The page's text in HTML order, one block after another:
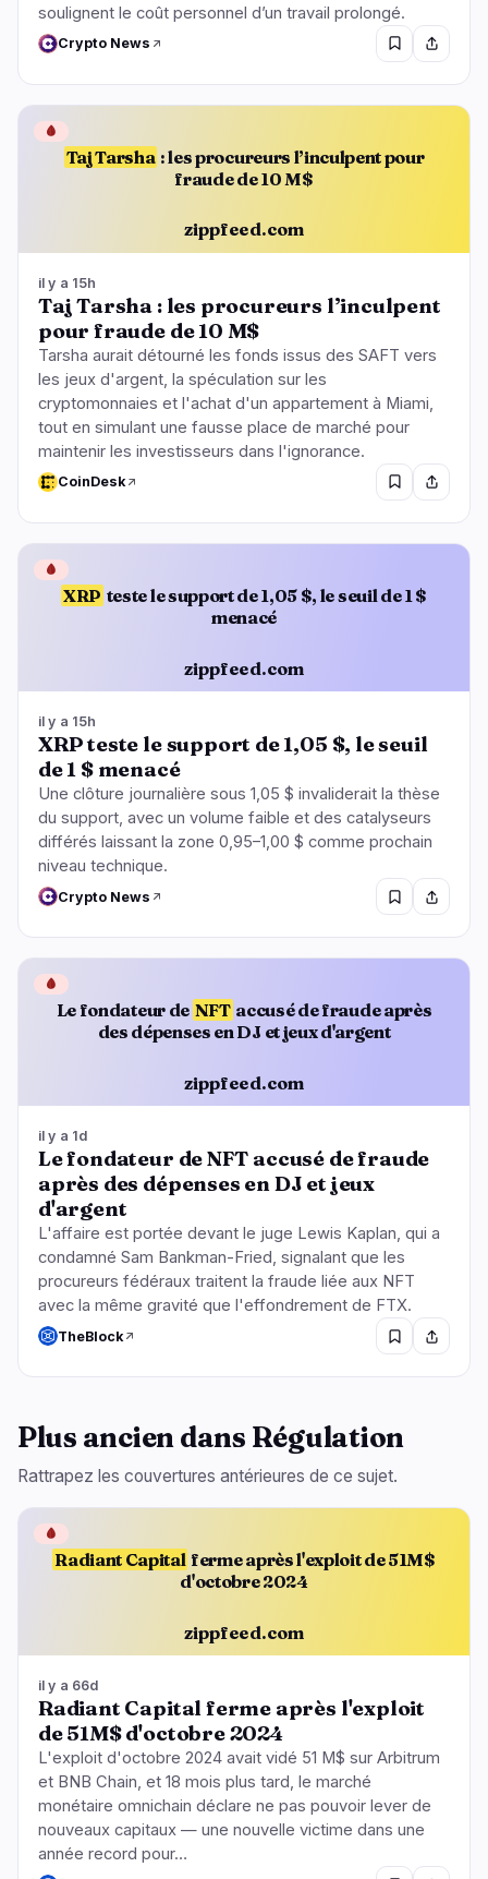
soulignent le coût personnel d’un travail prolongé.
Crypto News
Taj Tarsha : les procureurs l’inculpent pour
fraude de 10 M$
zippfeed.com
🩸
il y a 15h
Taj Tarsha : les procureurs l’inculpent
pour fraude de 10 M$
Tarsha aurait détourné les fonds issus des SAFT vers
les jeux d'argent, la spéculation sur les
cryptomonnaies et l'achat d'un appartement à Miami,
tout en simulant une fausse place de marché pour
maintenir les investisseurs dans l'ignorance.
CoinDesk
XRP teste le support de 1,05 $, le seuil de 1 $
menacé
zippfeed.com
🩸
il y a 15h
XRP teste le support de 1,05 $, le seuil
de 1 $ menacé
Une clôture journalière sous 1,05 $ invaliderait la thèse
du support, avec un volume faible et des catalyseurs
différés laissant la zone 0,95–1,00 $ comme prochain
niveau technique.
Crypto News
Le fondateur de NFT accusé de fraude après
des dépenses en DJ et jeux d'argent
zippfeed.com
🩸
il y a 1d
Le fondateur de NFT accusé de fraude
après des dépenses en DJ et jeux
d'argent
L'affaire est portée devant le juge Lewis Kaplan, qui a
condamné Sam Bankman-Fried, signalant que les
procureurs fédéraux traitent la fraude liée aux NFT
avec la même gravité que l'effondrement de FTX.
TheBlock
Plus ancien dans Régulation
Rattrapez les couvertures antérieures de ce sujet.
Radiant Capital ferme après l'exploit de 51M$
d'octobre 2024
zippfeed.com
🩸
il y a 66d
Radiant Capital ferme après l'exploit
de 51M$ d'octobre 2024
L'exploit d'octobre 2024 avait vidé 51 M$ sur Arbitrum
et BNB Chain, et 18 mois plus tard, le marché
monétaire omnichain déclare ne pas pouvoir lever de
nouveaux capitaux — une nouvelle victime dans une
année record pour…